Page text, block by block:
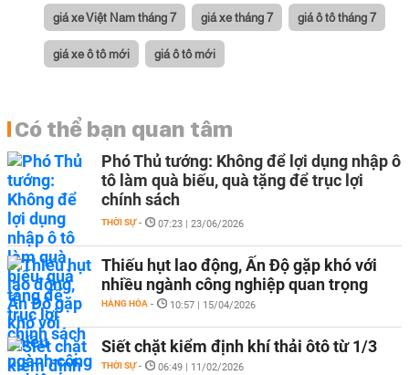
giá xe Việt Nam tháng 7 giá xe tháng 7 giá ô tô tháng 7
giá xe ô tô mới giá ô tô mới
Có thể bạn quan tâm
Phó Thủ tướng: Không để lợi dụng nhập ô
tô làm quà biếu, quà tặng để trục lợi
chính sách
THỜI SỰ - 07:23 | 23/06/2026
Thiếu hụt lao động, Ấn Độ gặp khó với
nhiều ngành công nghiệp quan trọng
HÀNG HÓA - 10:57 | 15/04/2026
Siết chặt kiểm định khí thải ôtô từ 1/3
THỜI SỰ - 06:49 | 11/02/2026